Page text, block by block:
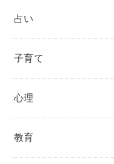
占い
子育て
心理
教育